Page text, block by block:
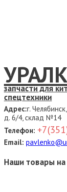
запчасти для
спецтехники
Адрес:г.
д. 6/4, склад №14
Телефон:
Email:
Наши товары на